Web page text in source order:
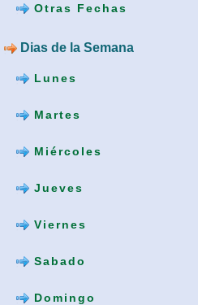
Otras Fechas
Dias de la Semana
Lunes
Martes
Miércoles
Jueves
Viernes
Sabado
Domingo